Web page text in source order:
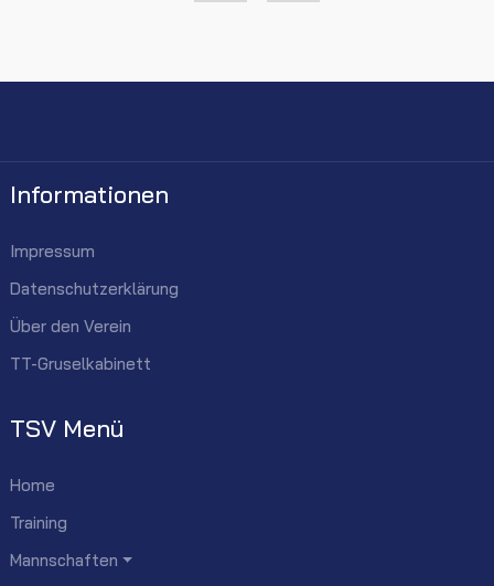
Informationen
Impressum
Datenschutzerklärung
Über den Verein
TT-Gruselkabinett
TSV Menü
Home
Training
Mannschaften